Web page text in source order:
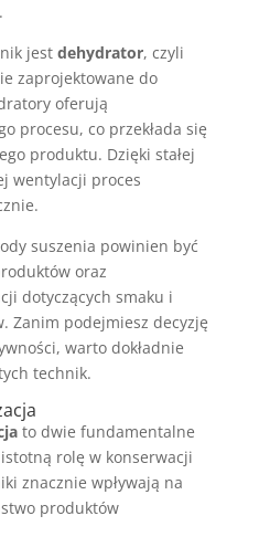
jest dehydrator, czyli
zaprojektowane do
oferują
procesu, co przekłada się
produktu. Dzięki stałej
wentylacji proces
suszenia powinien być
oraz
dotyczących smaku i
Zanim podejmiesz decyzję
warto dokładnie
technik.
to dwie fundamentalne
rolę w konserwacji
znacznie wpływają na
produktów